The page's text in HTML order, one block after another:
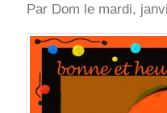
Par Dom le mardi,